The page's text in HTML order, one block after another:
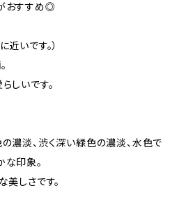
おすすめ◎
いです。）
しいです。
濃淡、渋く深い緑色の濃淡、水色で
印象。
美しさです。